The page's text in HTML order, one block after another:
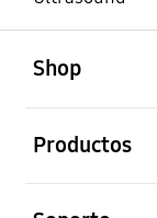
Shop
Productos